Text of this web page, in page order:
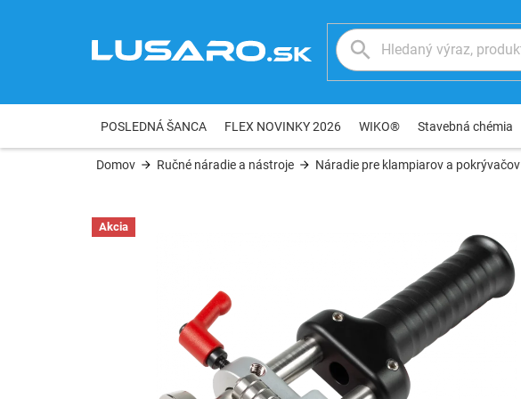
POSLEDNÁ ŠANCA FLEX NOVINKY 2026 WIKO® Stavebná chémia
Domov Ručné náradie a nástroje Náradie pre klampiarov a pokrývačov
Akcia